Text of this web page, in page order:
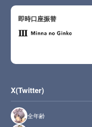
即時口座振替
X(Twitter)
全年齢